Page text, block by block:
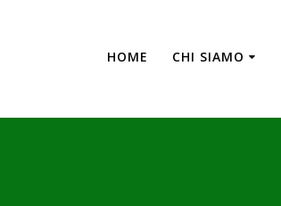
HOME CHI SIAMO